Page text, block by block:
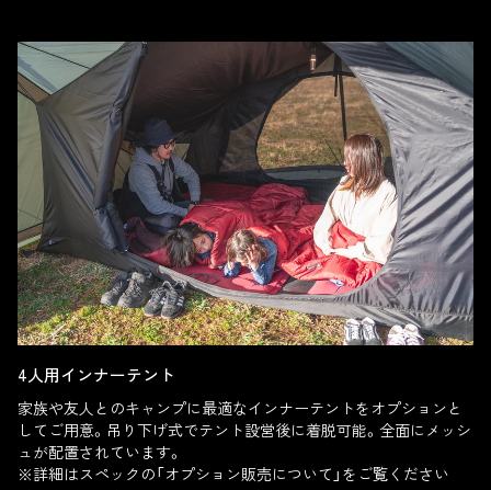
4人用インナーテント
家族や友人とのキャンプに最適なインナーテントをオプションと
してご用意。吊り下げ式でテント設営後に着脱可能。全面にメッシ
ュが配置されています。
※詳細はスペックの「オプション販売について」をご覧ください